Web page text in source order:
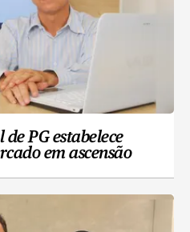
PG estabelece
em ascensão